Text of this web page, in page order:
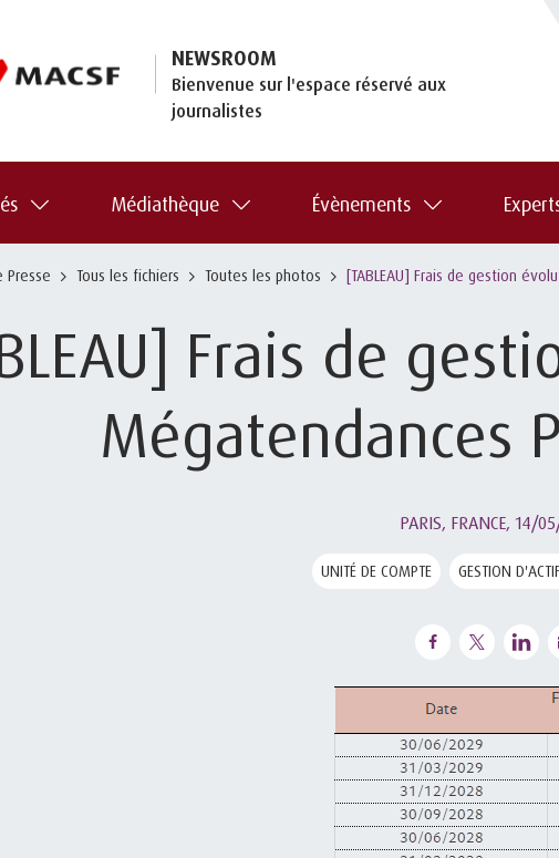
NEWSROOM
Bienvenue sur l'espace réservé aux
journalistes
Médiathèque Évènements
Presse Tous les fichiers Toutes les photos [TABLEAU] Frais de gestion
Frais de
Mégatendances
PARIS, FRANCE, 14/
UNITÉ DE COMPTE GESTION